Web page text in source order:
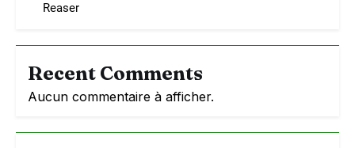
Reaser
Recent Comments
Aucun commentaire à afficher.